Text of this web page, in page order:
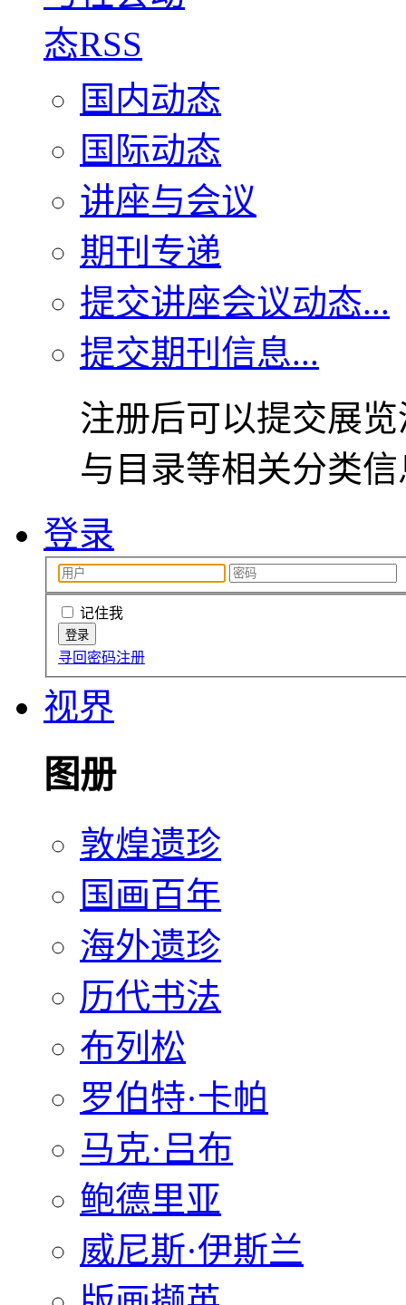
国内动态
国际动态
讲座与会议
期刊专递
提交讲座会议动态...
提交期刊信息...
注册后可以提交展
与目录等相关分类
登录
记住我
寻回密码注册
视界
图册
敦煌遗珍
国画百年
海外遗珍
历代书法
布列松
罗伯特·卡帕
马克·吕布
鲍德里亚
威尼斯·伊斯兰